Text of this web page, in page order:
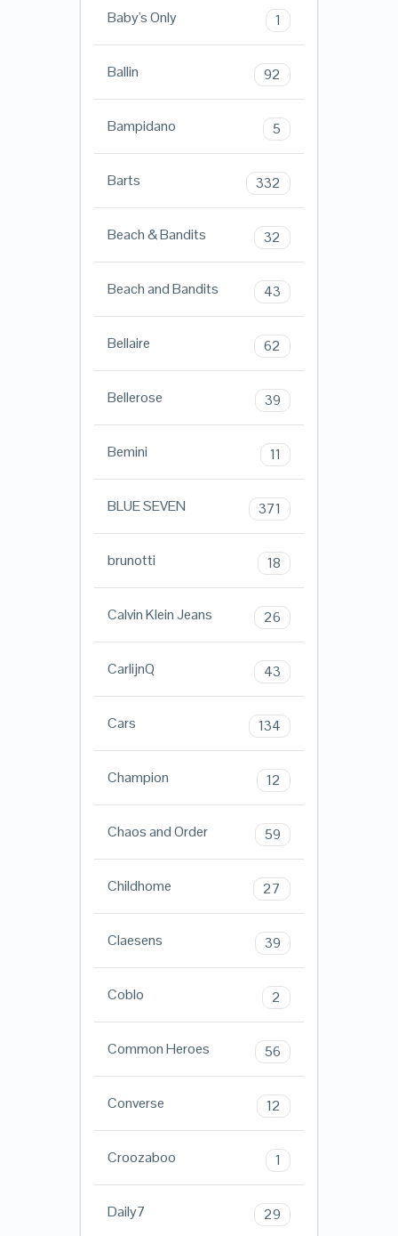
Baby's Only 1
Ballin 92
Bampidano 5
Barts 332
Beach & Bandits 32
Beach and Bandits 43
Bellaire 62
Bellerose 39
Bemini 11
BLUE SEVEN 371
brunotti 18
Calvin Klein Jeans 26
CarlijnQ 43
Cars 134
Champion 12
Chaos and Order 59
Childhome 27
Claesens 39
Coblo 2
Common Heroes 56
Converse 12
Croozaboo 1
Daily7 29